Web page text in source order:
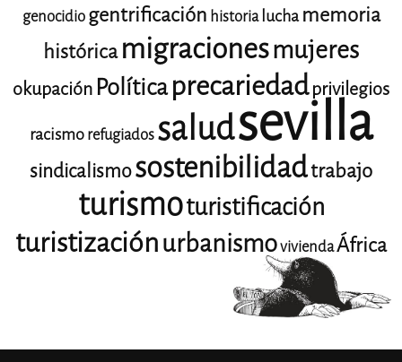
genocidiogentrificación historia lucha memoria
histórica migracionesmujeres
okupaciónPolíticaprecariedadprivilegios
racismorefugiadossaludsevilla
sindicalismosostenibilidadtrabajo
turismoturistificación
turistizaciónurbanismoviviendaÁfrica